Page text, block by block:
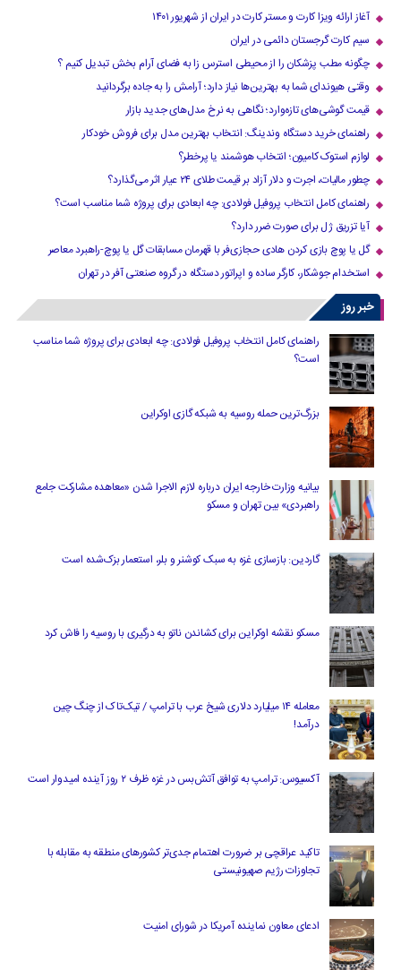
آغاز ارائه ویزا کارت و مستر کارت در ایران از شهریور ۱۴۰۱
سیم کارت گرجستان دائمی در ایران
چگونه مطب پزشکان را از محیطی استرس زا به فضای آرام بخش تبدیل کنیم ؟
وقتی هیوندای شما به بهترین‌ها نیاز دارد؛ آرامش را به جاده برگردانید
قیمت گوشی‌های تازه‌وارد؛ نگاهی به نرخ مدل‌های جدید بازار
راهنمای خرید دستگاه وندینگ: انتخاب بهترین مدل برای فروش خودکار
لوازم استوک کامیون؛ انتخاب هوشمند یا پرخطر؟
چطور مالیات، اجرت و دلار آزاد بر قیمت طلای ۲۴ عیار اثر می‌گذارد؟
راهنمای کامل انتخاب پروفیل فولادی: چه ابعادی برای پروژه شما مناسب است؟
آیا تزریق ژل برای صورت ضرر دارد​؟
گل یا پوچ بازی کردن هادی حجازی‌فر با قهرمان مسابقات گل یا پوچ-راهبرد معاصر
استخدام جوشکار، کارگر ساده و اپراتور دستگاه در گروه صنعتی آفر در تهران
خبر روز
راهنمای کامل انتخاب پروفیل فولادی: چه ابعادی برای پروژه شما مناسب
است؟
بزرگ‌ترین حمله روسیه به شبکه گازی اوکراین
بیانیه وزارت خارجه ایران درباره لازم‌ الاجرا شدن «معاهده مشارکت جامع
راهبردی» بین تهران و مسکو
گاردین: بازسازی غزه به سبک کوشنر و بلر، استعمار بزک‌شده است
مسکو نقشه اوکراین برای کشاندن ناتو به درگیری با روسیه را فاش کرد
معامله ۱۴ میلیارد دلاری شیخ عرب با ترامپ / تیک‌تاک از چنگ چین
درآمد!
آکسیوس: ترامپ به توافق آتش‌بس در غزه ظرف ۲ روز آینده امیدوار است
تاکید عراقچی بر ضرورت اهتمام جدی‌تر کشورهای منطقه به مقابله با
تجاوزات رژیم صهیونیستی
ادعای معاون نماینده آمریکا در شورای امنیت